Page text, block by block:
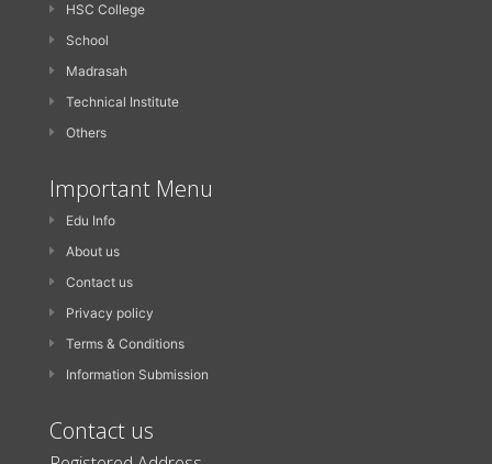
HSC College
School
Madrasah
Technical Institute
Others
Important Menu
Edu Info
About us
Contact us
Privacy policy
Terms & Conditions
Information Submission
Contact us